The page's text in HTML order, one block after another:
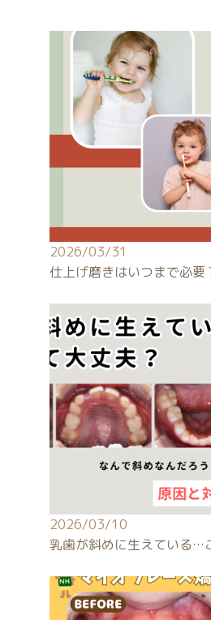
2026/03/31
仕上げ磨きはいつまで必
2026/03/10
乳歯が斜めに生えている…